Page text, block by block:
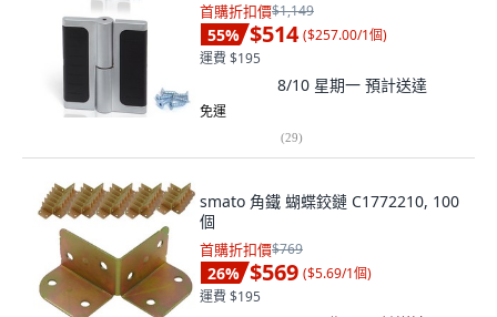
首購折扣價$1,149
55% $514 ($257.00/1個)
運費 $195
8/10 星期一 預計送達
免運
(29)
smato 角鐵 蝴蝶鉸鏈 C1772210, 100
個
首購折扣價$769
26% $569 ($5.69/1個)
運費 $195